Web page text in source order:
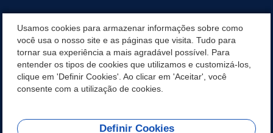
NOTÍCIAS
APLICATIVO
Usamos cookies para armazenar informações sobre como
você usa o nosso site e as páginas que visita. Tudo para
tornar sua experiência a mais agradável possível. Para
entender os tipos de cookies que utilizamos e customizá-los,
clique em 'Definir Cookies'. Ao clicar em 'Aceitar', você
consente com a utilização de cookies.
Definir Cookies